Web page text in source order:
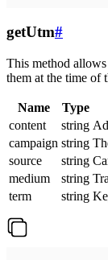
getUtm#
This method
them at the time of
Name Type
content
string
campaign string
source
string
medium
string
term
string